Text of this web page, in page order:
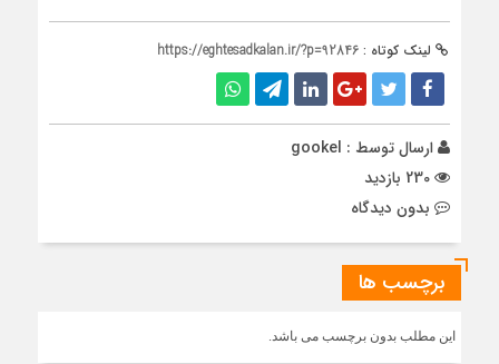
لینک کوتاه : https://eghtesadkalan.ir/?p=92846
ارسال توسط : gookel
بدون دیدگاه
برچسب ها
این مطلب بدون برچسب می باشد.